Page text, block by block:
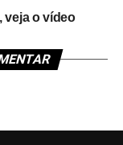
veja o vídeo